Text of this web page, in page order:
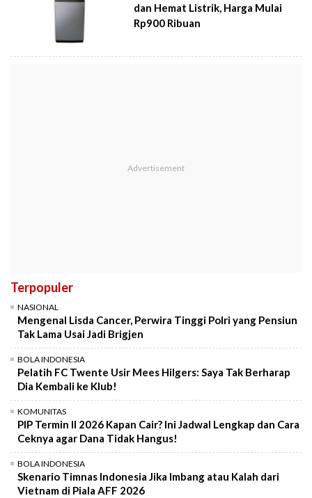
dan Hemat Listrik, Harga Mulai
Rp900 Ribuan
Terpopuler
NASIONAL
Mengenal Lisda Cancer, Perwira Tinggi Polri yang Pensiun
Tak Lama Usai Jadi Brigjen
BOLA INDONESIA
Pelatih FC Twente Usir Mees Hilgers: Saya Tak Berharap
Dia Kembali ke Klub!
KOMUNITAS
PIP Termin II 2026 Kapan Cair? Ini Jadwal Lengkap dan Cara
Ceknya agar Dana Tidak Hangus!
BOLA INDONESIA
Skenario Timnas Indonesia Jika Imbang atau Kalah dari
Vietnam di Piala AFF 2026